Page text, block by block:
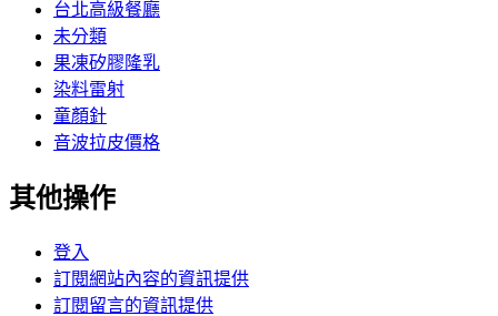
台北高級餐廳
未分類
果凍矽膠隆乳
染料雷射
童顏針
音波拉皮價格
其他操作
登入
訂閱網站內容的資訊提供
訂閱留言的資訊提供